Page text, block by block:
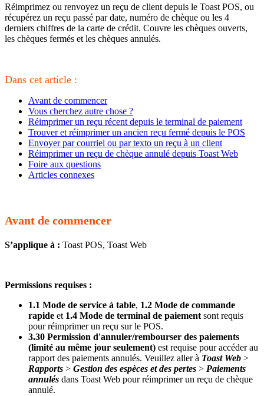
Réimprimez ou renvoyez un reçu de client depuis le Toast POS, ou
récupérez un reçu passé par date, numéro de chèque ou les 4
derniers chiffres de la carte de crédit. Couvre les chèques ouverts,
les chèques fermés et les chèques annulés.
Dans cet article :
Avant de commencer
Vous cherchez autre chose ?
Réimprimer un reçu récent depuis le terminal de paiement
Trouver et réimprimer un ancien reçu fermé depuis le POS
Envoyer par courriel ou par texto un reçu à un client
Réimprimer un reçu de chèque annulé depuis Toast Web
Foire aux questions
Articles connexes
Avant de commencer
S’applique à : Toast POS, Toast Web
Permissions requises :
1.1 Mode de service à table, 1.2 Mode de commande
rapide et 1.4 Mode de terminal de paiement sont requis
pour réimprimer un reçu sur le POS.
3.30 Permission d'annuler/rembourser des paiements
(limité au même jour seulement) est requise pour accéder au
rapport des paiements annulés. Veuillez aller à Toast Web >
Rapports > Gestion des espèces et des pertes > Paiements
annulés dans Toast Web pour réimprimer un reçu de chèque
annulé.